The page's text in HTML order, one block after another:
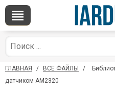
ГЛАВНАЯ / ВСЕ ФАЙЛЫ /
датчиком AM2320
По вопросам
*Доступно общение только
сообщениями, звонки и аудио